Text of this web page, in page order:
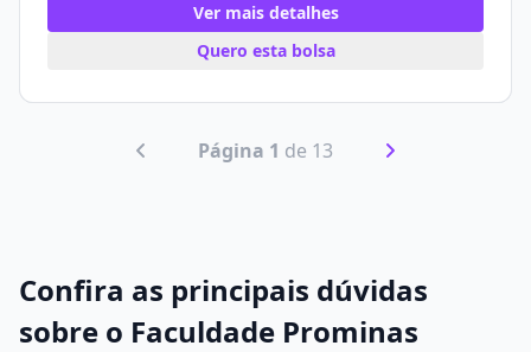
Ver mais detalhes
Quero esta bolsa
Página 1 de 13
Confira as principais dúvidas
sobre o Faculdade Prominas